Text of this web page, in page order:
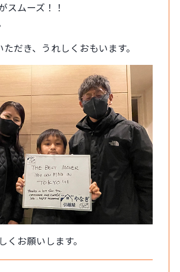
スムーズ！！
だき、うれしくおもいます。
くお願いします。